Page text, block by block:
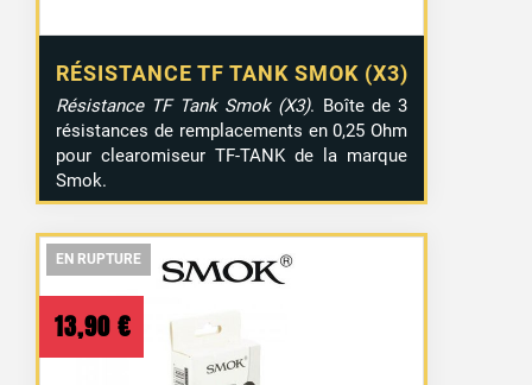
RÉSISTANCE TF TANK SMOK (X3)
Résistance TF Tank Smok (X3). Boîte de 3
résistances de remplacements en 0,25 Ohm
pour clearomiseur TF-TANK de la marque
Smok.
EN RUPTURE
EN RUPTURE
13,90 €
EN RUPTURE